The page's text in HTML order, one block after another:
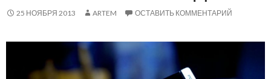
25 НОЯБРЯ 2013 ARTEM ОСТАВИТЬ КОММЕНТАРИЙ